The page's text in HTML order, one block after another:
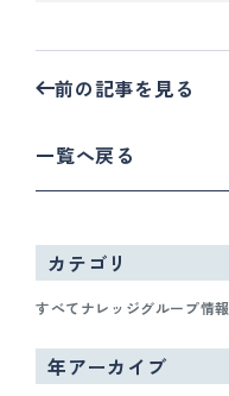
前の記事を見る
一覧へ戻る
カテゴリ
すべてナレッジグループ情報
年アーカイブ